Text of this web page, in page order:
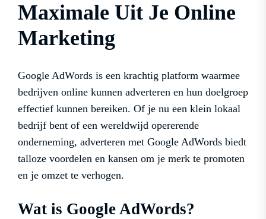
Maximale Uit Je Online
Marketing
Google AdWords is een krachtig platform waarmee
bedrijven online kunnen adverteren en hun doelgroep
effectief kunnen bereiken. Of je nu een klein lokaal
bedrijf bent of een wereldwijd opererende
onderneming, adverteren met Google AdWords biedt
talloze voordelen en kansen om je merk te promoten
en je omzet te verhogen.
Wat is Google AdWords?